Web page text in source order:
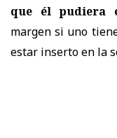
que él pudiera
margen si uno
estar inserto en la